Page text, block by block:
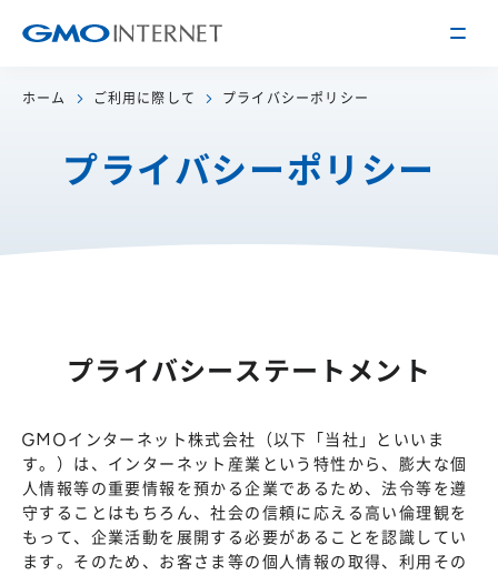
トップメッセージ
サービス
IRライブラリー
株式・格付情報
株主総会
IRカレンダー
採用情報
働く環境を知る
仕事を知る
会社を知る
ホーム ご利用に際して プライバシーポリシー
プライバシーポリシー
プライバシーステートメント
GMOインターネット株式会社（以下「当社」といいま
す。）は、インターネット産業という特性から、膨大な個
人情報等の重要情報を預かる企業であるため、法令等を遵
守することはもちろん、社会の信頼に応える高い倫理観を
もって、企業活動を展開する必要があることを認識してい
ます。そのため、お客さま等の個人情報の取得、利用その